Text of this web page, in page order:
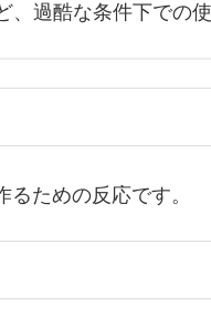
過酷な条件下での
ための反応です。